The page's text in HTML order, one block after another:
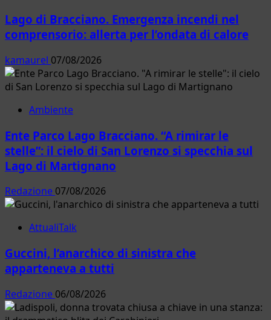
Lago di Bracciano. Emergenza incendi nel
comprensorio: allerta per l’ondata di calore
kamaurel 07/08/2026
Ambiente
Ente Parco Lago Bracciano. “A rimirar le
stelle”: il cielo di San Lorenzo si specchia sul
Lago di Martignano
Redazione 07/08/2026
AttualiTalk
Guccini, l’anarchico di sinistra che
apparteneva a tutti
Redazione 06/08/2026